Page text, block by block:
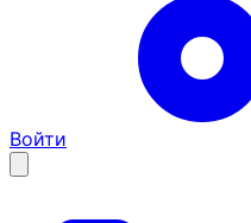
Войти